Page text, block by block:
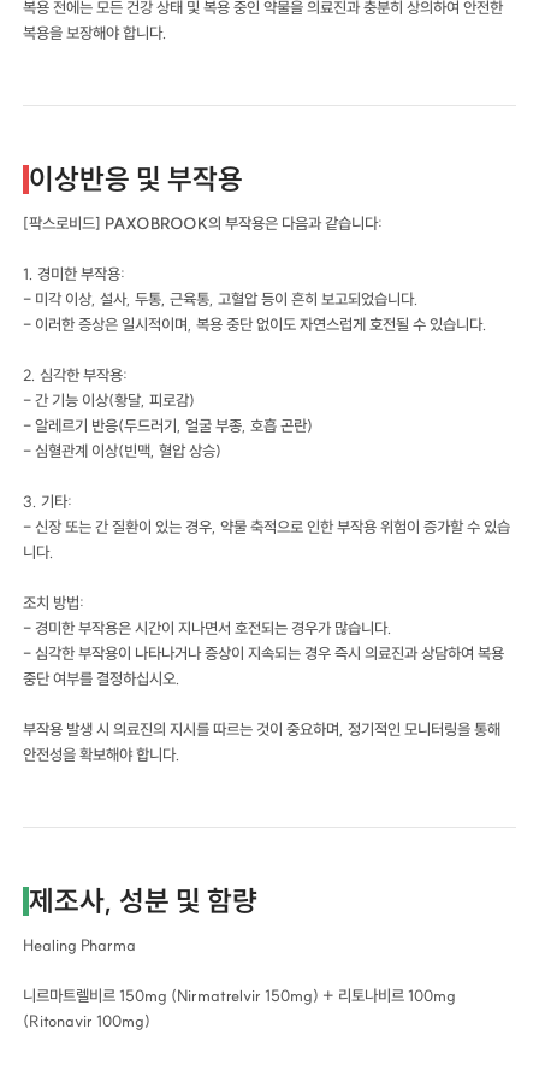
복용 전에는 모든 건강 상태 및 복용 중인 약물을 의료진과 충분히 상의하여 안전한
복용을 보장해야 합니다.
이상반응 및 부작용
[팍스로비드] PAXOBROOK의 부작용은 다음과 같습니다:
1. 경미한 부작용:
- 미각 이상, 설사, 두통, 근육통, 고혈압 등이 흔히 보고되었습니다.
- 이러한 증상은 일시적이며, 복용 중단 없이도 자연스럽게 호전될 수 있습니다.
2. 심각한 부작용:
- 간 기능 이상(황달, 피로감)
- 알레르기 반응(두드러기, 얼굴 부종, 호흡 곤란)
- 심혈관계 이상(빈맥, 혈압 상승)
3. 기타:
- 신장 또는 간 질환이 있는 경우, 약물 축적으로 인한 부작용 위험이 증가할 수 있습
니다.
조치 방법:
- 경미한 부작용은 시간이 지나면서 호전되는 경우가 많습니다.
- 심각한 부작용이 나타나거나 증상이 지속되는 경우 즉시 의료진과 상담하여 복용
중단 여부를 결정하십시오.
부작용 발생 시 의료진의 지시를 따르는 것이 중요하며, 정기적인 모니터링을 통해
안전성을 확보해야 합니다.
제조사, 성분 및 함량
Healing Pharma
니르마트렐비르 150mg (Nirmatrelvir 150mg) + 리토나비르 100mg
(Ritonavir 100mg)